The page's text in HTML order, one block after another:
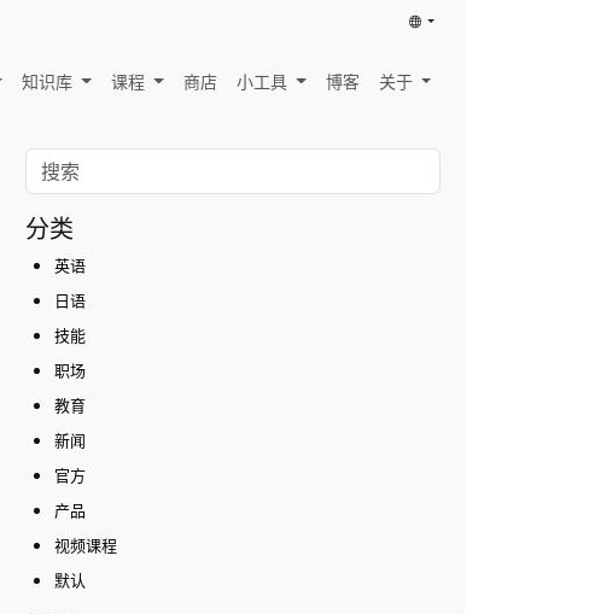
知识库 课程 商店 小工具 博客 关于
分类
英语
日语
技能
职场
教育
新闻
官方
产品
视频课程
默认